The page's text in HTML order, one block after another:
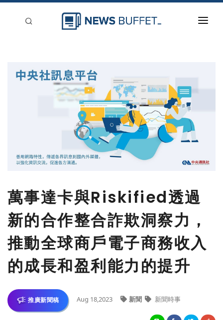
萬事達卡與Riskified透過
新的合作整合詐欺洞察力，
推動全球商戶電子商務收入
的成長和盈利能力的提升
推廣新聞稿 Aug 18,2023 新聞 新聞時事